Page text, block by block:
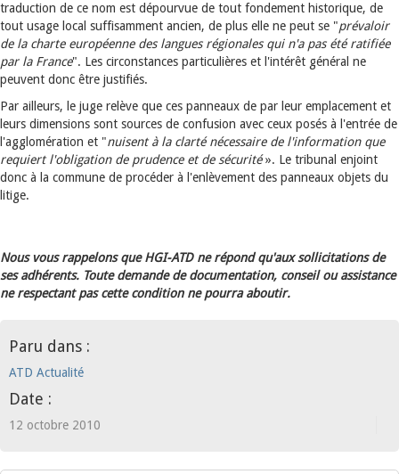
traduction de ce nom est dépourvue de tout fondement historique, de
tout usage local suffisamment ancien, de plus elle ne peut se "prévaloir
de la charte européenne des langues régionales qui n'a pas été ratifiée
par la France". Les circonstances particulières et l'intérêt général ne
peuvent donc être justifiés.
Par ailleurs, le juge relève que ces panneaux de par leur emplacement et
leurs dimensions sont sources de confusion avec ceux posés à l'entrée de
l'agglomération et "nuisent à la clarté nécessaire de l'information que
requiert l'obligation de prudence et de sécurité». Le tribunal enjoint
donc à la commune de procéder à l'enlèvement des panneaux objets du
litige.
Nous vous rappelons que HGI-ATD ne répond qu'aux sollicitations de
ses adhérents. Toute demande de documentation, conseil ou assistance
ne respectant pas cette condition ne pourra aboutir.
Paru dans :
ATD Actualité
Date :
12 octobre 2010